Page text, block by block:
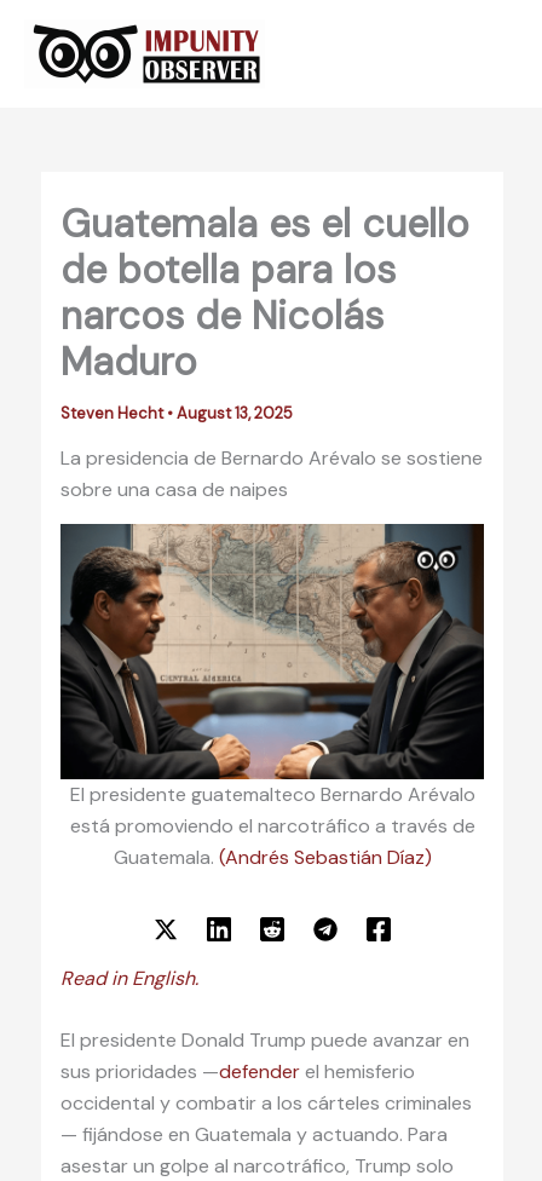
content
Guatemala es el cuello
de botella para los
narcos de Nicolás
Maduro
Steven Hecht•August 13, 2025
La presidencia de Bernardo Arévalo se sostiene
sobre una casa de naipes
El presidente guatemalteco Bernardo Arévalo
está promoviendo el narcotráfico a través de
Guatemala. (Andrés Sebastián Díaz)
Read in English.
El presidente Donald Trump puede avanzar en
sus prioridades —defenderel hemisferio
occidental y combatir a los cárteles criminales
— fijándose en Guatemala y actuando. Para
asestar un golpe al narcotráfico, Trump solo